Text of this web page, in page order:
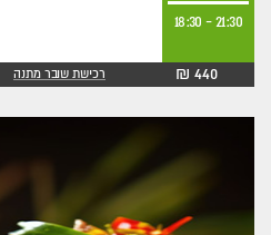
21:30
-
18:30
440 ₪ רכישת שובר מתנה